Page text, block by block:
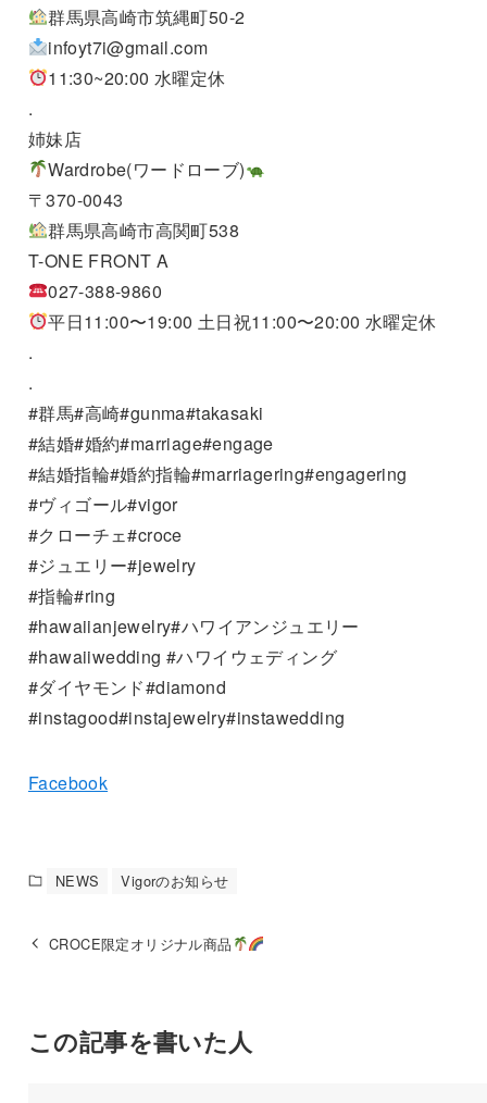
群馬県高崎市筑縄町50-2
infoyt7i@gmail.com
11:30~20:00 水曜定休
.
姉妹店
Wardrobe(ワードローブ)
〒370-0043
群馬県高崎市高関町538
T-ONE FRONT A
027-388-9860
平日11:00〜19:00 土日祝11:00〜20:00 水曜定休
.
.
#群馬#高崎#gunma#takasaki
#結婚#婚約#marriage#engage
#結婚指輪#婚約指輪#marriagering#engagering
#ヴィゴール#vigor
#クローチェ#croce
#ジュエリー#jewelry
#指輪#ring
#hawaiianjewelry#ハワイアンジュエリー
#hawaiiwedding #ハワイウェディング
#ダイヤモンド#diamond
#instagood#instajewelry#instawedding
Facebook
NEWS Vigorのお知らせ
CROCE限定オリジナル商品
この記事を書いた人